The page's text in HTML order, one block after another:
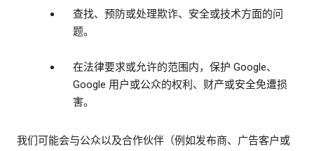
查找、预防或处理欺诈、安全或技术方面的问
题。
在法律要求或允许的范围内，保护 Google、
Google 用户或公众的权利、财产或安全免遭损
害。
我们可能会与公众以及合作伙伴（例如发布商、广告客户或